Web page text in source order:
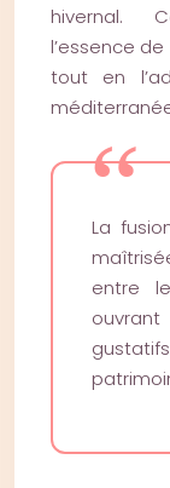
hivernal.
l’essence
tout en
La
entre